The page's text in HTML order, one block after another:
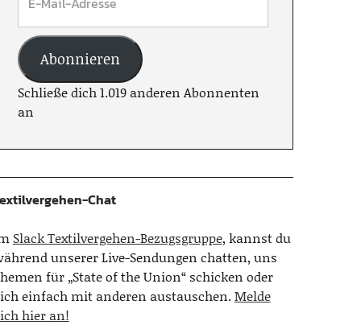
Abonnieren
Schließe dich 1.019 anderen Abonnenten
an
Chat
Slack Textilvergehen-Bezugsgruppe, kannst du
unserer Live-Sendungen chatten, uns
für „State of the Union“ schicken oder
einfach mit anderen austauschen.Melde
hier an!